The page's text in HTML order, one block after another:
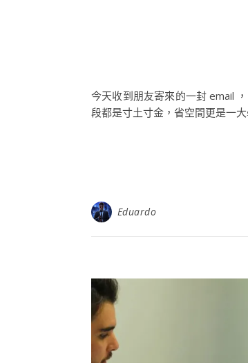
今天收到朋友寄來的一封 email
段都是寸土寸金，省空間更是一
Eduardo